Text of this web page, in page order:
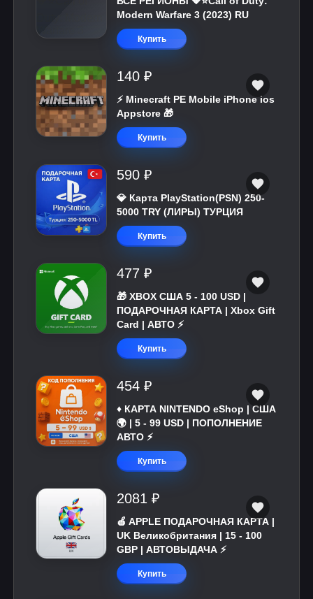
Modern Warfare 3 (2023) RU
Купить
140 ₽
⚡️ Minecraft PE Mobile iPhone ios
Appstore 🎁
Купить
590 ₽
💎 Карта PlayStation(PSN) 250-
5000 TRY (ЛИРЫ) ТУРЦИЯ
Купить
477 ₽
🎁 XBOX США 5 - 100 USD |
ПОДАРОЧНАЯ КАРТА | Xbox Gift
Card | АВТО ⚡
Купить
454 ₽
♦️ КАРТА NINTENDO eShop | США
🌍 | 5 - 99 USD | ПОПОЛНЕНИЕ
АВТО ⚡
Купить
2081 ₽
🍎 APPLE ПОДАРОЧНАЯ КАРТА |
UK Великобритания | 15 - 100
GBP | АВТОВЫДАЧА ⚡️
Купить